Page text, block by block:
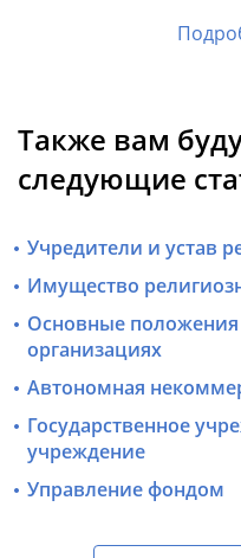
Также вам
следующие
Учредители и устав
Имущество
Основные
организациях
Автономная
Государственное
учреждение
Управление фондом